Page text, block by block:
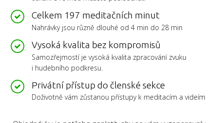
Celkem 197 meditačních minut
Nahrávky jsou různě dlouhé od 4 min do 28 min
Vysoká kvalita bez kompromisů
Samozřejmostí je vysoká kvalita zpracování zvuku
i hudebního podkresu.
Privátní přístup do členské sekce
Doživotně vám zůstanou přístupy k meditacím a videím